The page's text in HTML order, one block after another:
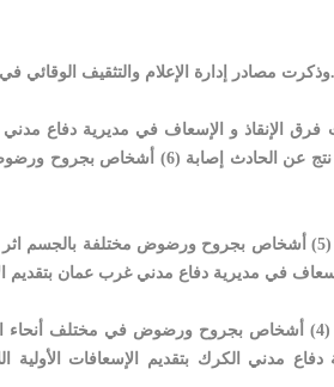
وذكرت مصادر إدارة الإعلام والتثقيف الوقائي في المديرية العامة للدفاع المدني أهم الحوادث التي تعاملت معها خلال الـ(24) ساعة الماضية.
ذهيبة، نتج عن الحادث
أصيب (4) أشخاص بجروح ورضوض في مختلف
دفاع مدني الكرك بتقديم الإسعافات